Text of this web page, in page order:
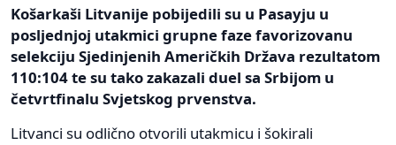
Košarkaši Litvanije pobijedili su u Pasayju u
posljednjoj utakmici grupne faze favorizovanu
selekciju Sjedinjenih Američkih Država rezultatom
110:104 te su tako zakazali duel sa Srbijom u
četvrtfinalu Svjetskog prvenstva.
Litvanci su odlično otvorili utakmicu i šokirali